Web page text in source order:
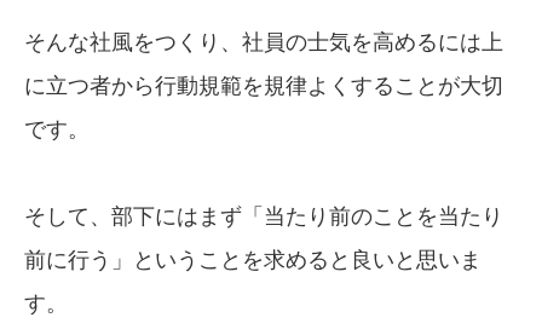
そんな社風をつくり、社員の士気を高めるには上
に立つ者から行動規範を規律よくすることが大切
です。
そして、部下にはまず「当たり前のことを当たり
前に行う」ということを求めると良いと思いま
す。